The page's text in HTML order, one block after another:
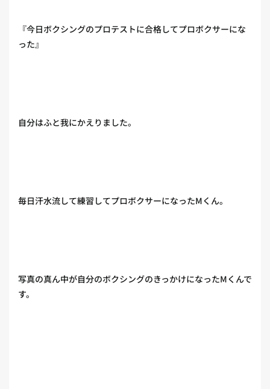
『今日ボクシングのプロテストに合格してプロボクサーにな
った』
自分はふと我にかえりました。
毎日汗水流して練習してプロボクサーになったMくん。
写真の真ん中が自分のボクシングのきっかけになったMくんで
す。